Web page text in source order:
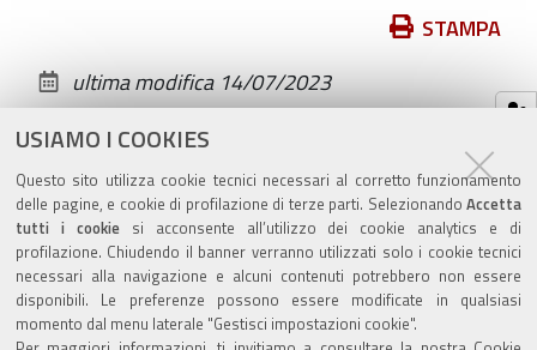
USIAMO I COOKIES
Questo sito utilizza cookie tecnici necessari al corretto funzionamento
delle pagine, e cookie di profilazione di terze parti. Selezionando Accetta
tutti i cookiesi acconsente all’utilizzo dei cookie analytics e di
profilazione. Chiudendo il banner verranno utilizzati solo i cookie tecnici
necessari alla navigazione e alcuni contenuti potrebbero non essere
disponibili. Le preferenze possono essere modificate in qualsiasi
momento dal menu laterale "Gestisci impostazioni cookie".
documento
STAMPA
ultima modifica 14/07/2023
Valuta questo sito